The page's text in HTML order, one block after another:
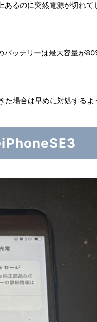
るのに突然電源が切れ
ッテリーは最大容量が
場合は早めに対処するよ
iPhoneSE3